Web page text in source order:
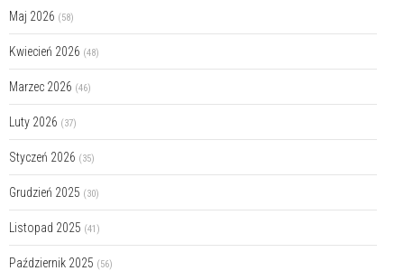
Maj 2026 (58)
Kwiecień 2026 (48)
Marzec 2026 (46)
Luty 2026 (37)
Styczeń 2026 (35)
Grudzień 2025 (30)
Listopad 2025 (41)
Październik 2025 (56)